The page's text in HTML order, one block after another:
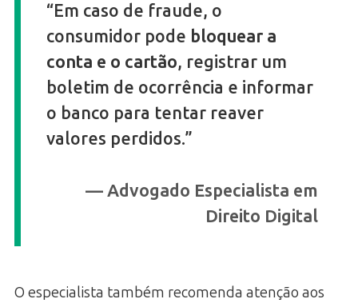
“Em caso de fraude, o
consumidor pode bloquear a
conta e o cartão, registrar um
boletim de ocorrência e informar
o banco para tentar reaver
valores perdidos.”
— Advogado Especialista em
Direito Digital
O especialista também recomenda atenção aos